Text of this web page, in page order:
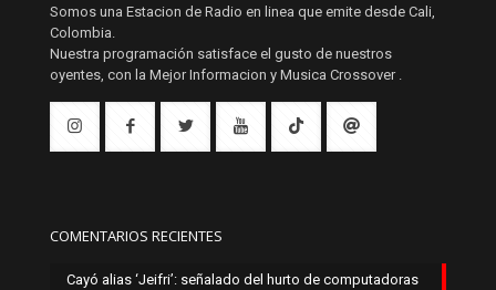
Somos una Estacion de Radio en linea que emite desde Cali,
Colombia.
Nuestra programación satisface el gusto de nuestros
oyentes, con la Mejor Informacion y Musica Crossover .
COMENTARIOS RECIENTES
Cayó alias ‘Jeifri’: señalado del hurto de computadoras